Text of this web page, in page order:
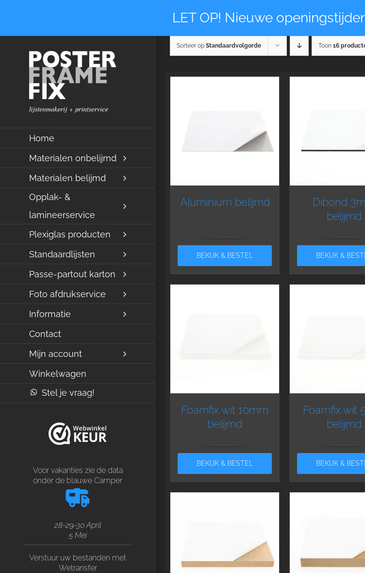
LET OP! Nieuwe
Home
Materialen onbelijmd
Materialen belijmd
Opplak- &
lamineerservice
Plexiglas producten
Standaardlijsten
Passe-partout karton
Foto afdrukservice
Informatie
Contact
Mijn account
Winkelwagen
Stel je vraag!
Voor vakanties zie de data
onder de blauwe Camper
28-29-30 April
5 Mei
Verstuur uw bestanden met
Wetransfer
Sorteer op Standaardvolgorde Toon 16
Aluminium belijmd
BEKIJK & BESTEL
Dibond
belijmd
BEKIJK &
Foamfix wit 10mm
belijmd
BEKIJK & BESTEL
Foamfix wit
belijmd
BEKIJK &